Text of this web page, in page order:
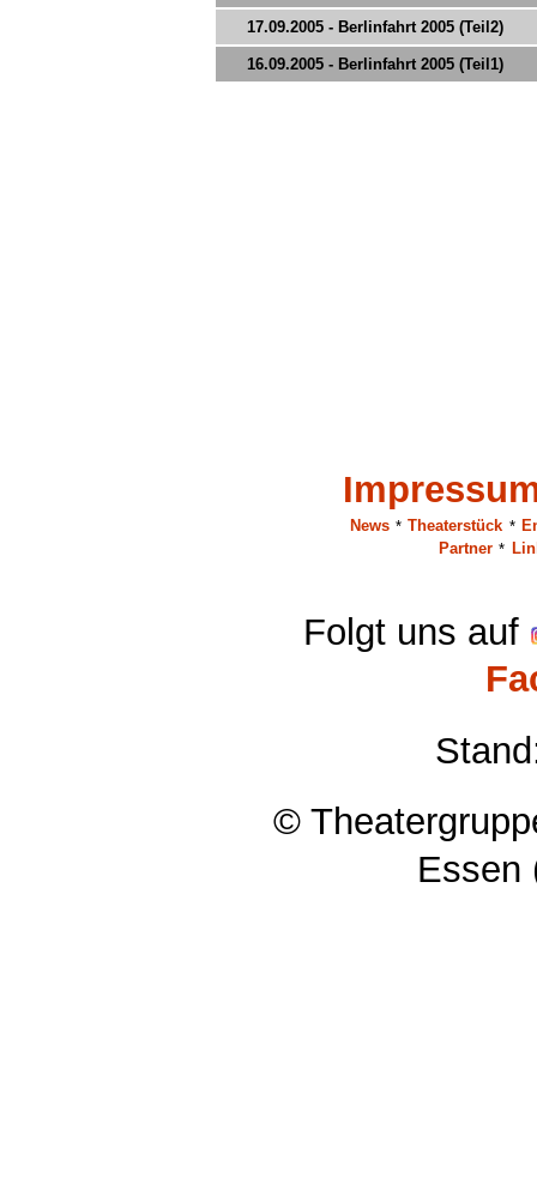
17.09.2005 - Berlinfahrt 2005 (Teil2)
16.09.2005 - Berlinfahrt 2005 (Teil1)
News * Theaterstück *
Partner *
Folgt uns auf
©
Essen